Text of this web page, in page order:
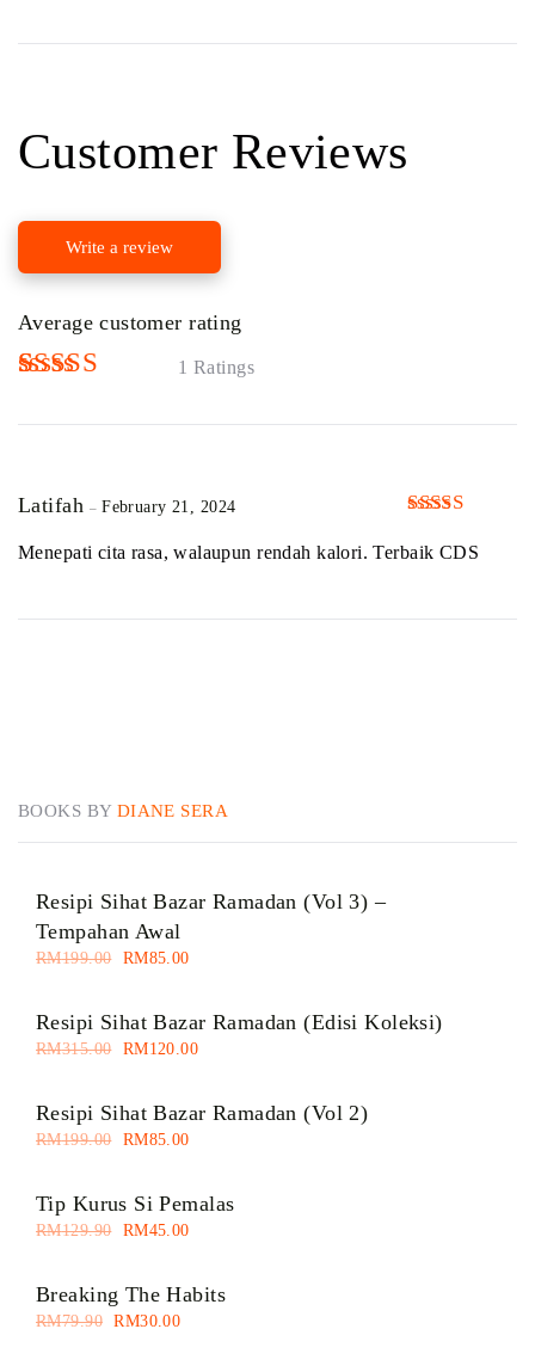
Customer Reviews
Write a review
Average customer rating
out of 5
rating
1 Ratings
of 5
Latifah– February 21, 2024
Menepati cita rasa, walaupun rendah kalori. Terbaik CDS
BOOKS BY DIANE SERA
Resipi Sihat Bazar Ramadan (Vol 3) –
Tempahan Awal
RM199.00 RM85.00
Resipi Sihat Bazar Ramadan (Edisi Koleksi)
RM315.00 RM120.00
Resipi Sihat Bazar Ramadan (Vol 2)
RM199.00 RM85.00
Tip Kurus Si Pemalas
RM129.90 RM45.00
Breaking The Habits
RM79.90 RM30.00